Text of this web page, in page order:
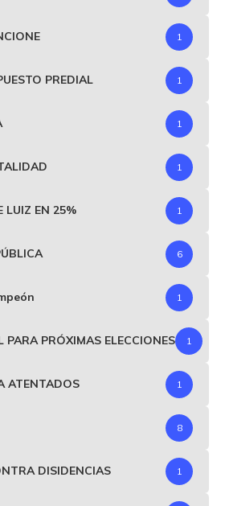
1
PREDIAL 1
1
1
LUIZ EN 25% 1
6
1
PARA PRÓXIMAS ELECCIONES 1
ATENTADOS 1
8
DISIDENCIAS 1